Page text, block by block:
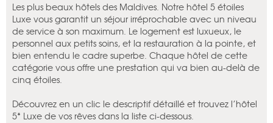
Les plus beaux hôtels des Maldives. Notre hôtel 5 étoiles
Luxe vous garantit un séjour irréprochable avec un niveau
de service à son maximum. Le logement est luxueux, le
personnel aux petits soins, et la restauration à la pointe, et
bien entendu le cadre superbe. Chaque hôtel de cette
catégorie vous offre une prestation qui va bien au-delà de
cinq étoiles.
Découvrez en un clic le descriptif détaillé et trouvez l’hôtel
5* Luxe de vos rêves dans la liste ci-dessous.